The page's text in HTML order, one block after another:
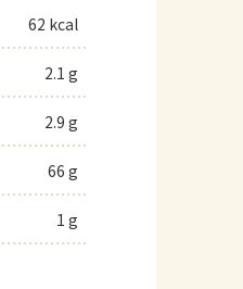
62 kcal
2.1 g
2.9 g
66 g
1 g